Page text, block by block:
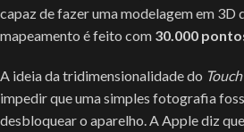
capaz de fazer uma modelagem em 3D
mapeamento é feito com 30.000
A ideia da tridimensionalidade do
impedir que uma simples fotografia
desbloquear o aparelho. A Apple diz